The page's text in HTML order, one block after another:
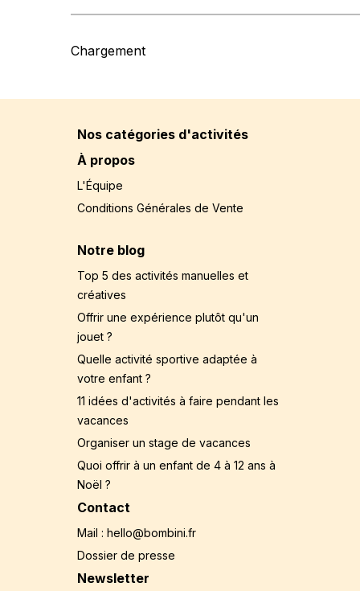
Chargement
Nos catégories d'activités
À propos
L'Équipe
Conditions Générales de Vente
Notre blog
Top 5 des activités manuelles et
créatives
Offrir une expérience plutôt qu'un
jouet ?
Quelle activité sportive adaptée à
votre enfant ?
11 idées d'activités à faire pendant les
vacances
Organiser un stage de vacances
Quoi offrir à un enfant de 4 à 12 ans à
Noël ?
Contact
Mail : hello@bombini.fr
Dossier de presse
Newsletter